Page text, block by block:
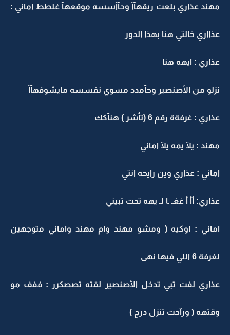
مهند عذاري بلعت ريقهآآ وحآآسسه موقعهآ غلطط اماني :
عذااري خالتي هنا بهذا الدور
عذاري : ايهه هنا
نزلو من الأصنصير وحآمدد مسوي نفسسه مايشوفهآآ
عذاري : غرفةة رقم 6 (تأشر ) هنآكك
مهند : يلآ يمه يلآ اماني
اماني : عذاري وين رايحه انتي
عذاري: أأ أ غغـ ـآ لـ يهه تحت تبيني
اماني : اوكيه ( ومشو مهند وام مهند واماني متوجهين
لغرفة 6 اللي فيها نهى
عذاري لفت تبي تدخل الأصنصير لقته تصصكرر : ففف مو
وقتهه ( ورآحت تنزل درج )